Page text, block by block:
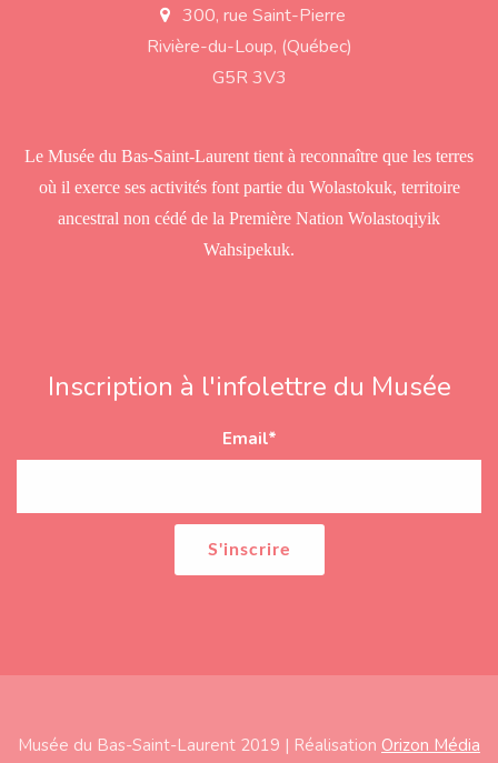
a
d
300, rue Saint-Pierre
Rivière-du-Loup, (Québec)
G5R 3V3
Le Musée du Bas-Saint-Laurent tient à reconnaître que les terres
où il exerce ses activités font partie du Wolastokuk, territoire
ancestral non cédé de la Première Nation Wolastoqiyik
Wahsipekuk.
Inscription à l'infolettre du Musée
Email*
Musée du Bas-Saint-Laurent 2019 | Réalisation Orizon Média